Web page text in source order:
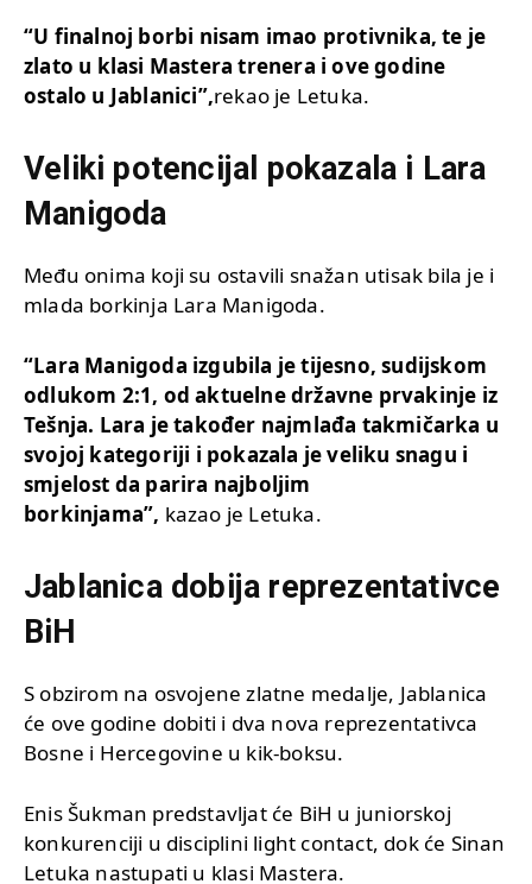
“U finalnoj borbi nisam imao protivnika, te je
zlato u klasi Mastera trenera i ove godine
ostalo u Jablanici”,rekao je Letuka.
Veliki potencijal pokazala i Lara
Manigoda
Među onima koji su ostavili snažan utisak bila je i
mlada borkinja Lara Manigoda.
“Lara Manigoda izgubila je tijesno, sudijskom
odlukom 2:1, od aktuelne državne prvakinje iz
Tešnja. Lara je također najmlađa takmičarka u
svojoj kategoriji i pokazala je veliku snagu i
smjelost da parira najboljim
borkinjama”, kazao je Letuka.
Jablanica dobija reprezentativce
BiH
S obzirom na osvojene zlatne medalje, Jablanica
će ove godine dobiti i dva nova reprezentativca
Bosne i Hercegovine u kik-boksu.
Enis Šukman predstavljat će BiH u juniorskoj
konkurenciji u disciplini light contact, dok će Sinan
Letuka nastupati u klasi Mastera.